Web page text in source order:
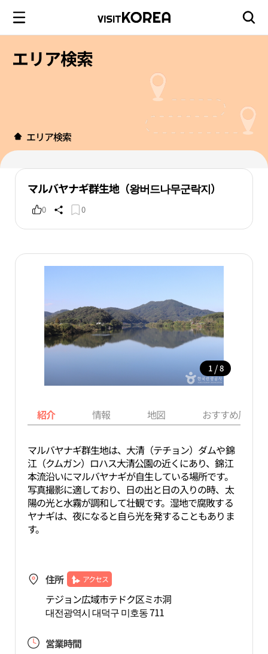
エリア検索
エリア検索
マルバヤナギ群生地（왕버드나무군락지）
0 0
1 / 8
紹介 情報 地図 おすすめ周辺
マルバヤナギ群生地は、大清（テチョン）ダムや錦
江（クムガン）ロハス大清公園の近くにあり、錦江
本流沿いにマルバヤナギが自生している場所です。
写真撮影に適しており、日の出と日の入りの時、太
陽の光と水霧が調和して壮観です。湿地で腐敗する
ヤナギは、夜になると自ら光を発することもありま
す。
住所 アクセス
テジョン広域市テドク区ミホ洞
대전광역시 대덕구 미호동 711
営業時間